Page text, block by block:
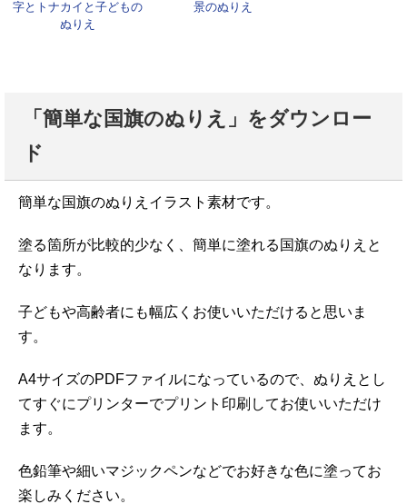
字とトナカイと子どもの
ぬりえ
景のぬりえ
「簡単な国旗のぬりえ」をダウンロー
ド
簡単な国旗のぬりえイラスト素材です。
塗る箇所が比較的少なく、簡単に塗れる国旗のぬりえと
なります。
子どもや高齢者にも幅広くお使いいただけると思いま
す。
A4サイズのPDFファイルになっているので、ぬりえとし
てすぐにプリンターでプリント印刷してお使いいただけ
ます。
色鉛筆や細いマジックペンなどでお好きな色に塗ってお
楽しみください。